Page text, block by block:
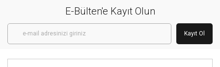
E-Bülten'e Kayıt Olun
Kayıt Ol